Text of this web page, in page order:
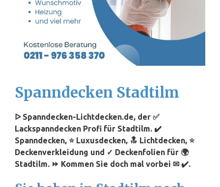
Spanndecken Stadtilm
ᐅ Spanndecken-Lichtdecken.de, der ✅
Lackspanndecken Profi für Stadtilm. ✔️
Spanndecken, ⭐ Luxusdecken, 🔝 Lichtdecken, ⭐
Deckenverkleidung und ✓ Deckenfolien für 🌍
Stadtilm. ⏩ Kommen Sie doch mal vorbei ✉ ✔️.